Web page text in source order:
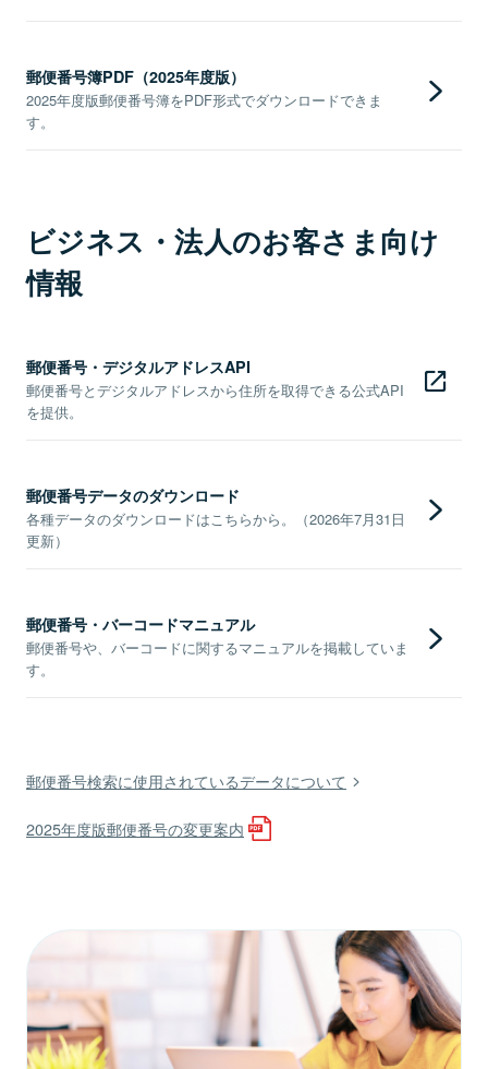
郵便番号簿PDF（2025年度版）
2025年度版郵便番号簿をPDF形式でダウンロードできま
す。
ビジネス・法人のお客さま向け
情報
郵便番号・デジタルアドレスAPI
郵便番号とデジタルアドレスから住所を取得できる公式API
を提供。
郵便番号データのダウンロード
各種データのダウンロードはこちらから。（2026年7月31日
更新）
郵便番号・バーコードマニュアル
郵便番号や、バーコードに関するマニュアルを掲載していま
す。
郵便番号検索に使用されているデータについて
2025年度版郵便番号の変更案内